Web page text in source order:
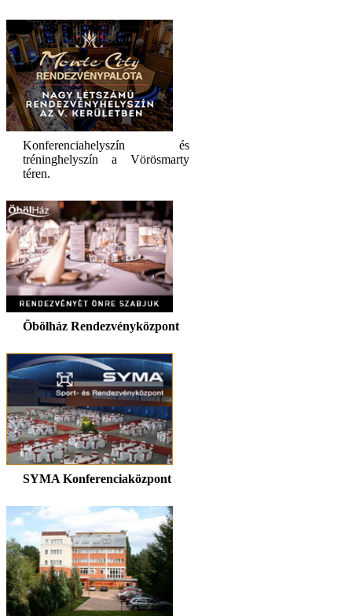
Konferenciahelyszín és
tréninghelyszín a Vörösmarty
téren.
Öbölház Rendezvényközpont
SYMA Konferenciaközpont